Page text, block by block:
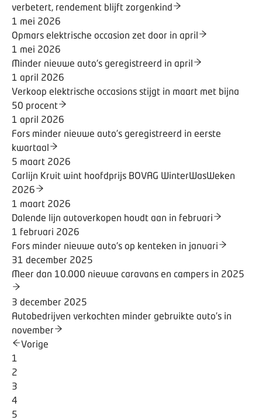
verbetert, rendement blijft zorgenkind
1 mei 2026
Opmars elektrische occasion zet door in april
1 mei 2026
Minder nieuwe auto's geregistreerd in april
1 april 2026
Verkoop elektrische occasions stijgt in maart met bijna
50 procent
1 april 2026
Fors minder nieuwe auto’s geregistreerd in eerste
kwartaal
5 maart 2026
Carlijn Kruit wint hoofdprijs BOVAG WinterWasWeken
2026
1 maart 2026
Dalende lijn autoverkopen houdt aan in februari
1 februari 2026
Fors minder nieuwe auto's op kenteken in januari
31 december 2025
Meer dan 10.000 nieuwe caravans en campers in 2025
3 december 2025
Autobedrijven verkochten minder gebruikte auto’s in
november
Vorige
1
2
3
4
5